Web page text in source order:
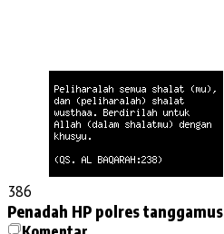
386
Penadah HP polres tanggamus